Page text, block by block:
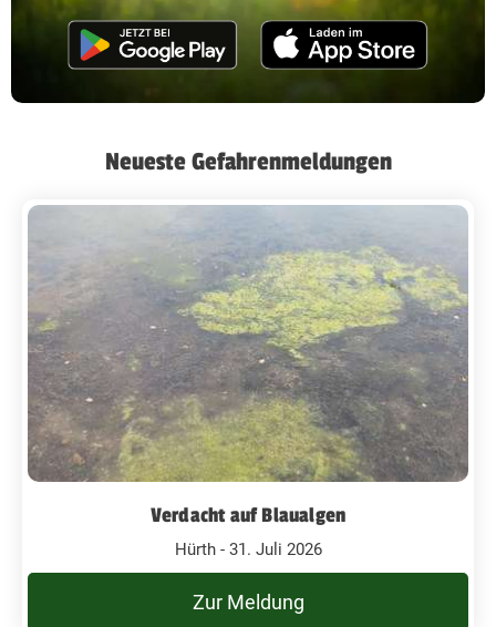
Neueste Gefahrenmeldungen
Verdacht auf Blaualgen
Hürth - 31. Juli 2026
Zur Meldung